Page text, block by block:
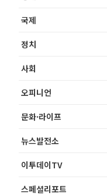
국제
정치
사회
오피니언
문화·라이프
뉴스발전소
이투데이TV
스페셜리포트